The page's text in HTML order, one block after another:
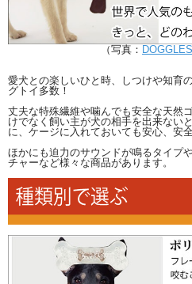
（写真：
愛犬との楽しいひと時、しつけや知育
グトイ多数！
丈夫な特殊繊維や噛んでも安全な天然
けでなく飼い主が犬の相手を出来ない
に、ケージに入れておいても安心、安全
ほかにも迫力のサウンドが鳴るタイプ
チャーなど様々な商品があります。